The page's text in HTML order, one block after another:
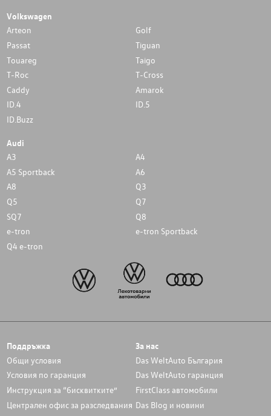
Volkswagen
Arteon
Golf
Passat
Tiguan
Touareg
Taigo
T-Roc
T-Cross
Caddy
Amarok
ID.4
ID.5
ID.Buzz
Audi
A3
A4
A5 Sportback
A6
A8
Q3
Q5
Q7
SQ7
Q8
e-tron
e-tron Sportback
Q4 e-tron
Поддръжка
Общи условия
Условия по гаранция
Инструкция за “бисквитките”
Централен офис за разследвания
За нас
Das WeltAuto България
Das WeltAuto гаранция
FirstClass автомобили
Das Blog и новини